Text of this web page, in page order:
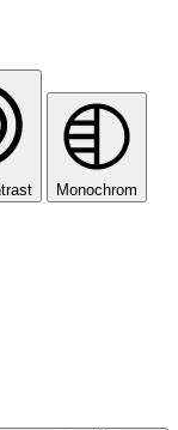
Monochrom